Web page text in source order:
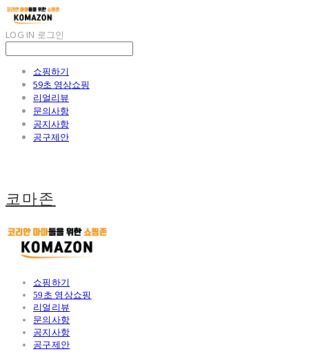
LOG IN 로그인
쇼핑하기
59초 영상쇼핑
리얼리뷰
문의사항
공지사항
공구제안
코마존
쇼핑하기
59초 영상쇼핑
리얼리뷰
문의사항
공지사항
공구제안